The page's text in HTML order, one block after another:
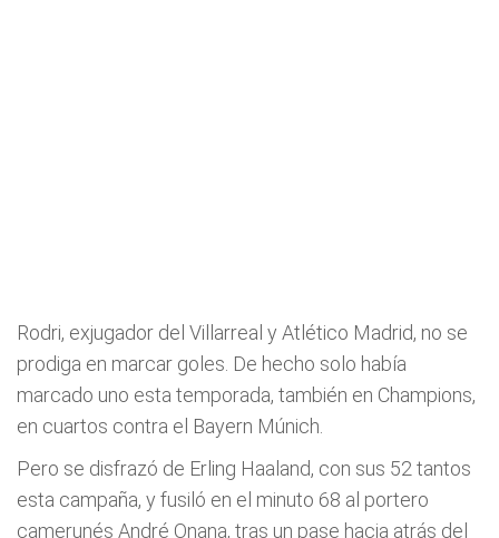
Rodri, exjugador del Villarreal y Atlético Madrid, no se
prodiga en marcar goles. De hecho solo había
marcado uno esta temporada, también en Champions,
en cuartos contra el Bayern Múnich.
Pero se disfrazó de Erling Haaland, con sus 52 tantos
esta campaña, y fusiló en el minuto 68 al portero
camerunés André Onana, tras un pase hacia atrás del